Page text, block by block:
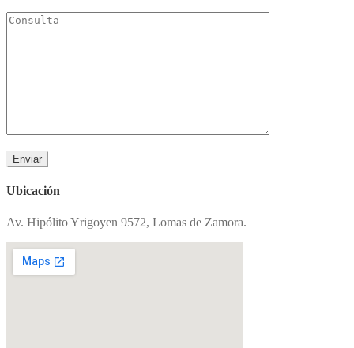
Ubicación
Av. Hipólito Yrigoyen 9572, Lomas de Zamora.